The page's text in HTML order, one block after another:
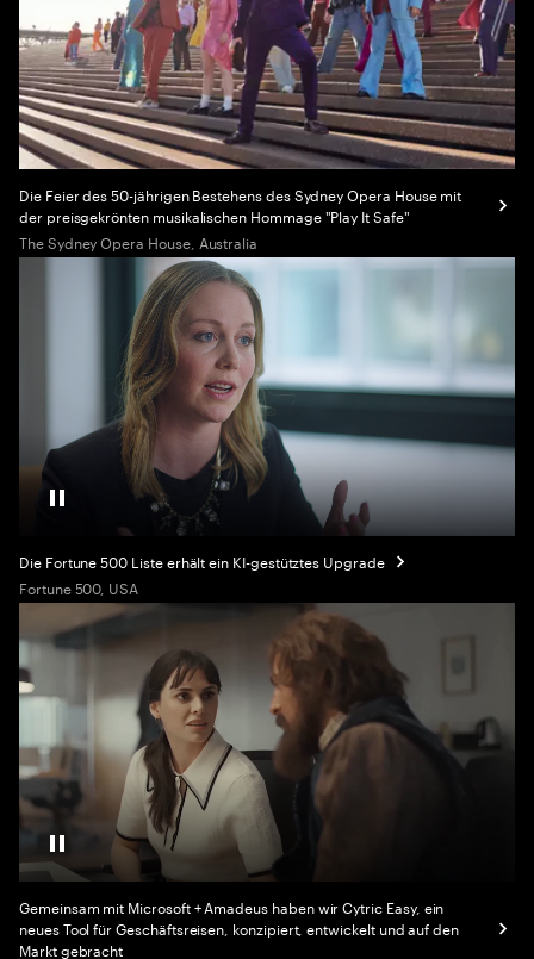
Die Feier des 50-jährigen Bestehens des Sydney Opera House mit
der preisgekrönten musikalischen Hommage "Play It Safe"
The Sydney Opera House, Australia
Pause Video
Die Fortune 500 Liste erhält ein KI-gestütztes Upgrade
Fortune 500, USA
Pause Video
Gemeinsam mit Microsoft + Amadeus haben wir Cytric Easy, ein
neues Tool für Geschäftsreisen, konzipiert, entwickelt und auf den
Markt gebracht